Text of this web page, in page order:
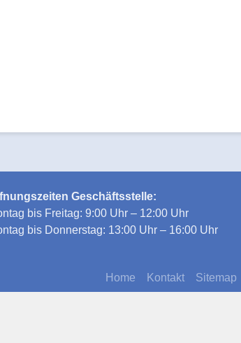
Geschäftsstelle:
bis Freitag: 9:00 Uhr – 12:00 Uhr
bis Donnerstag: 13:00 Uhr – 16:00 Uhr
Home Kontakt Sitemap